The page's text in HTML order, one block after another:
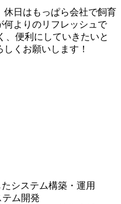
休日はもっぱら会社で飼育
何よりのリフレッシュで
、便利にしていきたいと
くお願いします！
システム構築・運用
ム開発